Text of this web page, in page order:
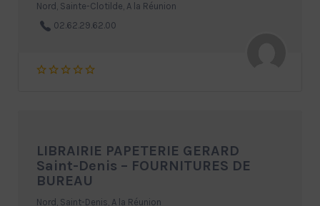
Nord, Sainte-Clotilde, A la Réunion
02.62.29.62.00
LIBRAIRIE PAPETERIE GERARD
Saint-Denis – FOURNITURES DE
BUREAU
Nord, Saint-Denis, A la Réunion